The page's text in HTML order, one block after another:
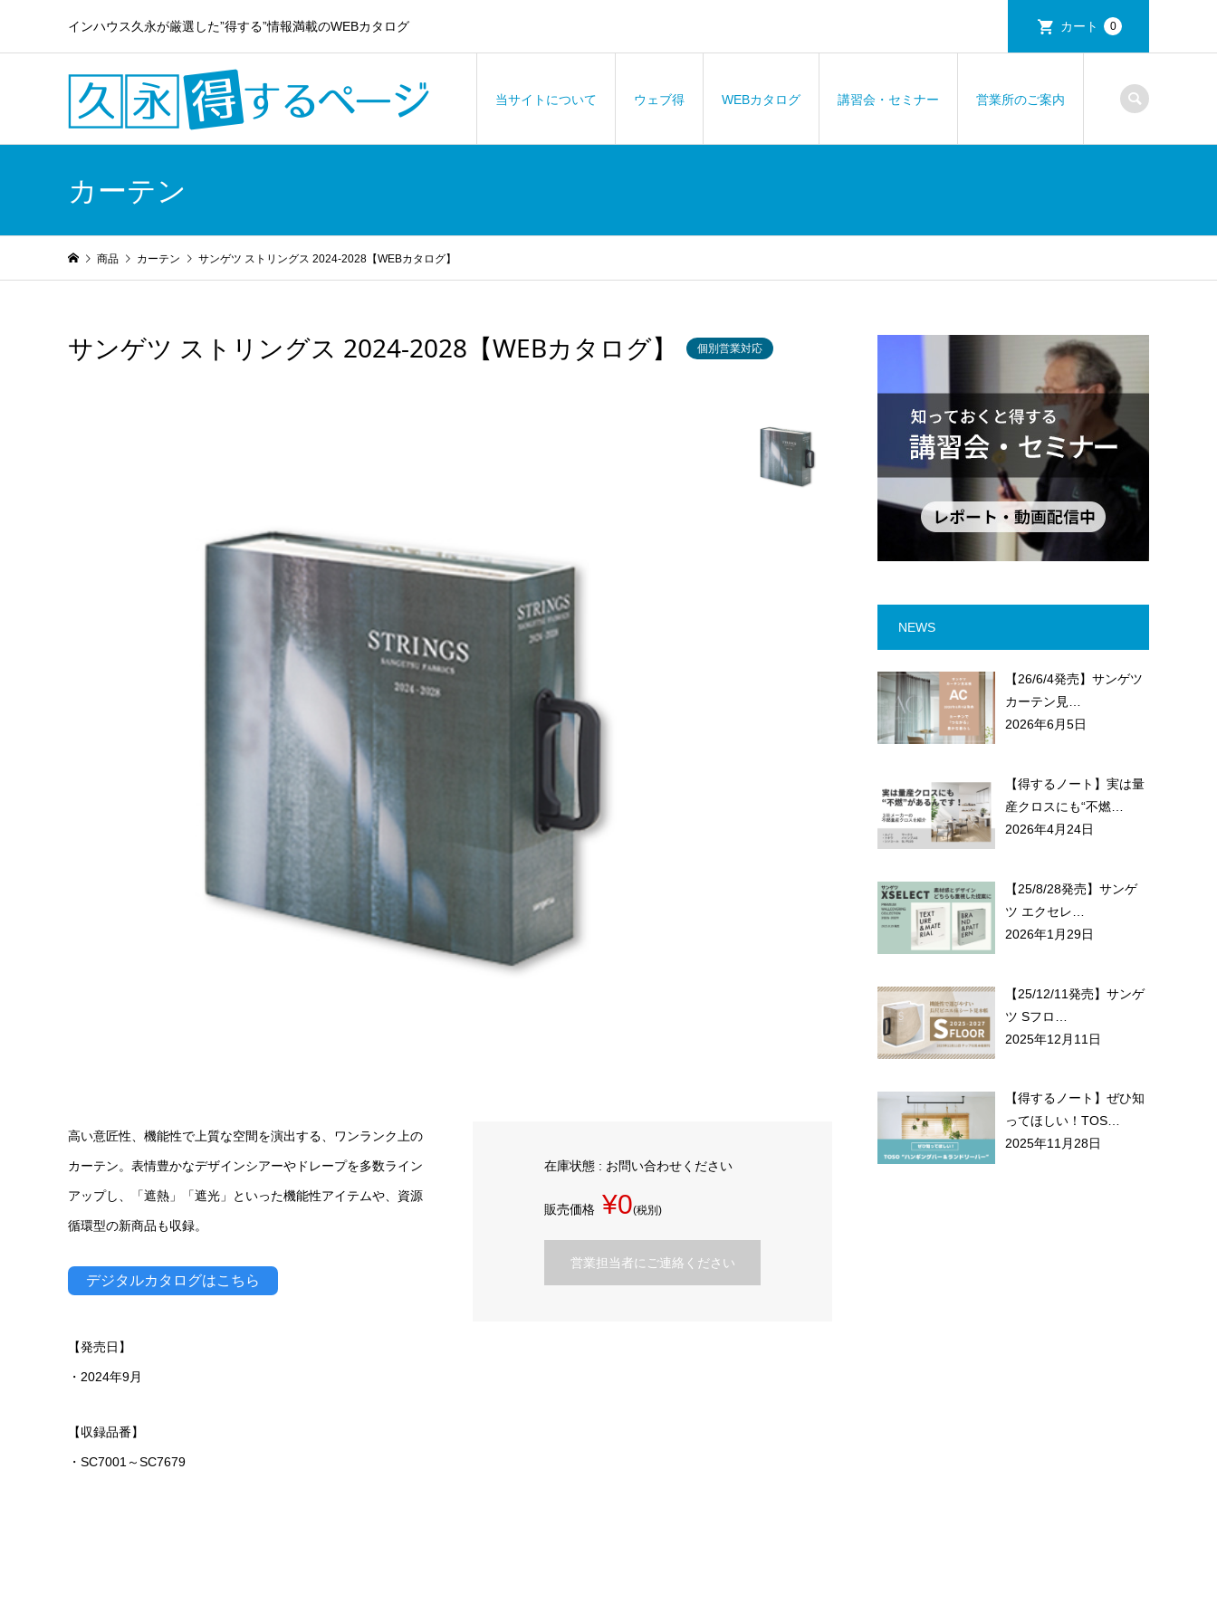
インハウス久永が厳選した”得する”情報満載のWEBカタログ カート 0
当サイトについて ウェブ得 WEBカタログ 講習会・セミナー 営業所のご案内
カーテン
商品 カーテン サンゲツ ストリングス 2024-2028【WEBカタログ】
サンゲツ ストリングス 2024-2028【WEBカタログ】 個別営業対応
高い意匠性、機能性で上質な空間を演出する、ワンランク上の
カーテン。表情豊かなデザインシアーやドレープを多数ライン
アップし、「遮熱」「遮光」といった機能性アイテムや、資源
循環型の新商品も収録。
デジタルカタログはこちら
【発売日】
・2024年9月
【収録品番】
・SC7001～SC7679
在庫状態 : お問い合わせください
販売価格 ¥0(税別)
営業担当者にご連絡ください
NEWS
【26/6/4発売】サンゲツ
カーテン見…
2026年6月5日
【得するノート】実は量
産クロスにも“不燃…
2026年4月24日
【25/8/28発売】サンゲ
ツ エクセレ…
2026年1月29日
【25/12/11発売】サンゲ
ツ Sフロ…
2025年12月11日
【得するノート】ぜひ知
ってほしい！TOS…
2025年11月28日